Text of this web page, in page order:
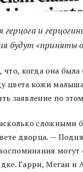
и
будут «приняты
когда она
цвета кожи
заявление по
сложными
дворца. —
могут
Гарри, Меган и